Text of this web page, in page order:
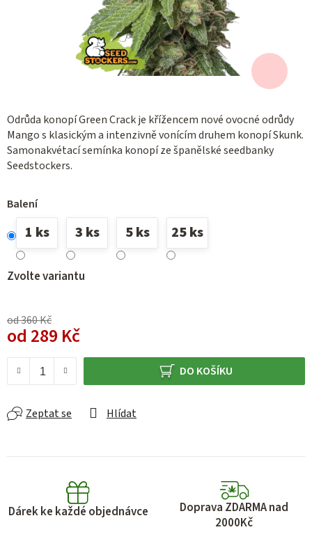
Odrůda konopí Green Crack je křížencem nové ovocné odrůdy
Mango s klasickým a intenzivně vonícím druhem konopí Skunk.
Samonakvétací semínka konopí ze španělské seedbanky
Seedstockers.
Balení
1 ks 3 ks 5 ks 25 ks
Zvolte variantu
od 360 Kč
od 289 Kč
DO KOŠÍKU
Zeptat se Hlídat
Dárek ke každé objednávce
Doprava ZDARMA nad
2000Kč